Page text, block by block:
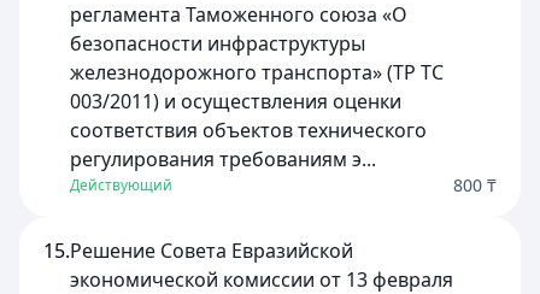
регламента Таможенного союза «О
безопасности инфраструктуры
железнодорожного транспорта» (ТР ТС
003/2011) и осуществления оценки
соответствия объектов технического
регулирования требованиям э...
Действующий 800 ₸
15.Решение Совета Евразийской
экономической комиссии от 13 февраля